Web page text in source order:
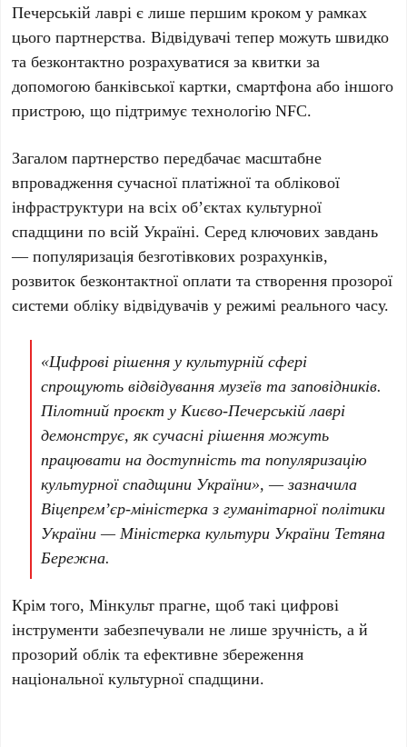
Печерській лаврі є лише першим кроком у рамках
цього партнерства. Відвідувачі тепер можуть швидко
та безконтактно розрахуватися за квитки за
допомогою банківської картки, смартфона або іншого
пристрою, що підтримує технологіюNFC.
Загалом партнерство передбачає масштабне
впровадження сучасної платіжної та облікової
інфраструктури на всіх об’єктах культурної
спадщини по всій Україні. Серед ключових завдань
— популяризація безготівкових розрахунків,
розвиток безконтактної оплати та створення прозорої
системи обліку відвідувачів у режимі реального часу.
«Цифрові рішення у культурній сфері
спрощують відвідування музеїв та заповідників.
Пілотний проєкт у Києво-Печерській лаврі
демонструє, як сучасні рішення можуть
працювати на доступність та популяризацію
культурної спадщини України», — зазначила
Віцепрем’єр-міністерка з гуманітарної політики
України — Міністерка культури України Тетяна
Бережна.
Крім того,Мінкульт прагне, щоб такі цифрові
інструменти забезпечували не лише зручність, а й
прозорий облік та ефективне збереження
національної культурної спадщини.